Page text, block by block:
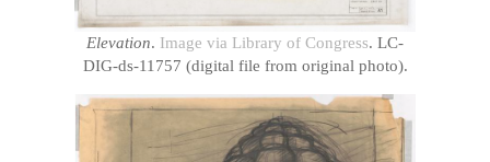
Elevation. Image via Library of Congress. LC-
DIG-ds-11757 (digital file from original photo).